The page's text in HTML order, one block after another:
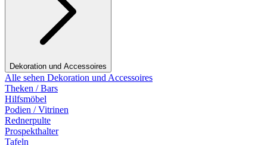
Dekoration und Accessoires
Alle sehen Dekoration und Accessoires
Theken / Bars
Hilfsmöbel
Podien / Vitrinen
Rednerpulte
Prospekthalter
Tafeln